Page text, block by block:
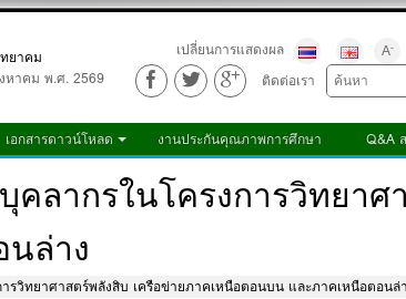
ยาคม
หาคม พ.ศ. 2569
เปลี่ยนการแสดงผล A-
ติดต่อเรา
เอกสารดาวน์โหลด งานประกันคุณภาพการศึกษา Q&A
ลากรในโครงการวิทยาศ
ล่าง
รวิทยาศาสตร์พลังสิบ เครือข่ายภาคเหนือตอนบน และภาคเหนือตอนล่